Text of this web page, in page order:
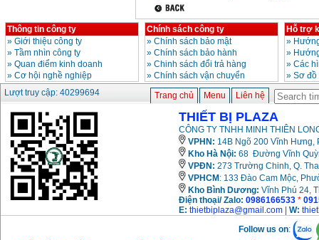
Thông tin công ty
» Giới thiệu công ty
» Tầm nhìn công ty
» Quan điểm kinh doanh
» Cơ hội nghề nghiệp
Chính sách công ty
» Chính sách bảo mật
» Chính sách bảo hành
» Chinh sách đổi trả hàng
» Chính sách vận chuyển
Hỗ trợ
»
»
» Các
» Sơ
Lượt truy cập: 40299694
Trang chủ Menu Liên hệ
THIẾT BỊ PLAZA
CÔNG TY TNHH MINH THIÊN
VPHN: 14B Ngõ 200 Vĩnh Hưng,
Kho Hà Nội: 68 Đường Vĩnh
VPĐN: 273 Trường Chinh, Q.
VPHCM : 133 Đào Cam Mộc,
Kho Bình Dương: Vĩnh Phú 24,
Điện thoại/ Zalo: 0986166533 *
E: thietbiplaza@gmail.com W:
Follow us on: